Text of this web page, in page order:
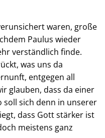
waren, große
Paulus wieder
verständlich finde.
was uns da
entgegen all
glauben, dass da einer
soll sich denn in unserer
dass Gott stärker ist
meistens ganz